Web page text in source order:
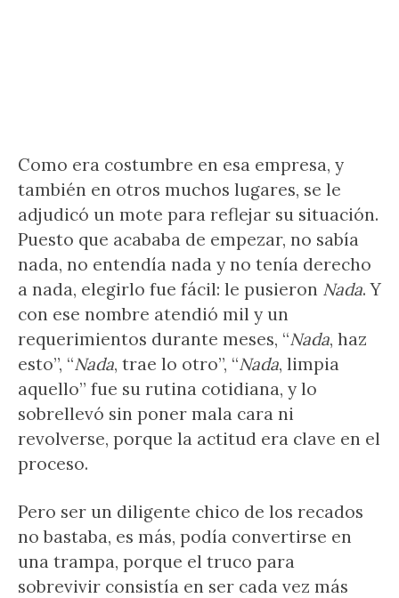
Como era costumbre en esa empresa, y
también en otros muchos lugares, se le
adjudicó un mote para reflejar su situación.
Puesto que acababa de empezar, no sabía
nada, no entendía nada y no tenía derecho
a nada, elegirlo fue fácil: le pusieron Nada. Y
con ese nombre atendió mil y un
requerimientos durante meses, “Nada, haz
esto”, “Nada, trae lo otro”, “Nada, limpia
aquello” fue su rutina cotidiana, y lo
sobrellevó sin poner mala cara ni
revolverse, porque la actitud era clave en el
proceso.
Pero ser un diligente chico de los recados
no bastaba, es más, podía convertirse en
una trampa, porque el truco para
sobrevivir consistía en ser cada vez más